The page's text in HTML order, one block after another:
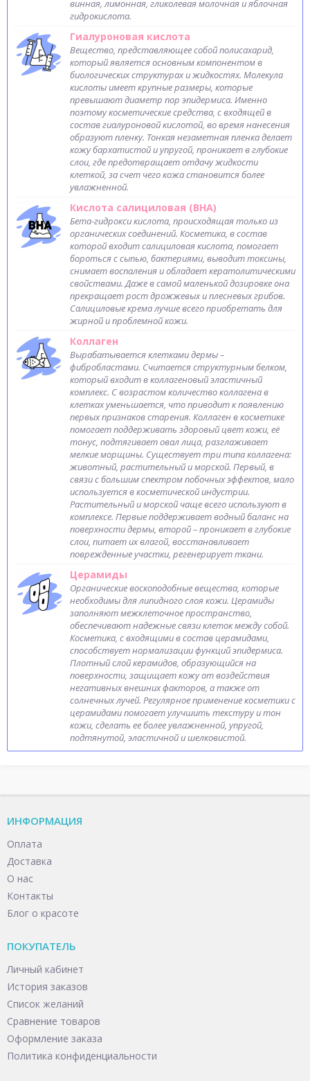
винная, лимонная, гликолевая молочная и яблочная
гидрокислота.
Гиалуроновая кислота
Вещество, представляющее собой полисахарид,
который является основным компонентом в
биологических структурах и жидкостях. Молекула
кислоты имеет крупные размеры, которые
превышают диаметр пор эпидермиса. Именно
поэтому косметические средства, с входящей в
состав гиалуроновой кислотой, во время нанесения
образуют пленку. Тонкая незаметная пленка делает
кожу бархатистой и упругой, проникает в глубокие
слои, где предотвращает отдачу жидкости
клеткой, за счет чего кожа становится более
увлажненной.
Кислота салициловая (BHA)
Бета-гидрокси кислота, происходящая только из
органических соединений. Косметика, в состав
которой входит салициловая кислота, помогает
бороться с сыпью, бактериями, выводит токсины,
снимает воспаления и обладает кератолитическими
свойствами. Даже в самой маленькой дозировке она
прекращает рост дрожжевых и плесневых грибов.
Салициловые крема лучше всего приобретать для
жирной и проблемной кожи.
Коллаген
Вырабатывается клетками дермы –
фибробластами. Считается структурным белком,
который входит в коллагеновый эластичный
комплекс. С возрастом количество коллагена в
клетках уменьшается, что приводит к появлению
первых признаков старения. Коллаген в косметике
помогает поддерживать здоровый цвет кожи, её
тонус, подтягивает овал лица, разглаживает
мелкие морщины. Существует три типа коллагена:
животный, растительный и морской. Первый, в
связи с большим спектром побочных эффектов, мало
используется в косметической индустрии.
Растительный и морской чаще всего используют в
комплексе. Первые поддерживает водный баланс на
поверхности дермы, второй – проникает в глубокие
слои, питает их влагой, восстанавливает
поврежденные участки, регенерирует ткани.
Церамиды
Органические воскоподобные вещества, которые
необходимы для липидного слоя кожи. Церамиды
заполняют межклеточное пространство,
обеспечивают надежные связи клеток между собой.
Косметика, с входящими в состав церамидами,
способствует нормализации функций эпидермиса.
Плотный слой керамидов, образующийся на
поверхности, защищает кожу от воздействия
негативных внешних факторов, а также от
солнечных лучей. Регулярное применение косметики с
церамидами помогает улучшить текстуру и тон
кожи, сделать ее более увлажненной, упругой,
подтянутой, эластичной и шелковистой.
ИНФОРМАЦИЯ
Оплата
Доставка
О нас
Контакты
Блог о красоте
ПОКУПАТЕЛЬ
Личный кабинет
История заказов
Список желаний
Сравнение товаров
Оформление заказа
Политика конфиденциальности